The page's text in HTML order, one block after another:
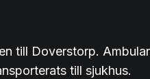
till Doverstorp.
till sjukhus.